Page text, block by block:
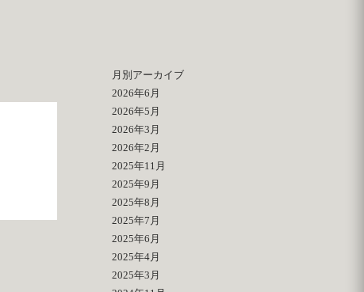
月別アーカイブ
2026年6月
2026年5月
2026年3月
2026年2月
2025年11月
2025年9月
2025年8月
2025年7月
2025年6月
2025年4月
2025年3月